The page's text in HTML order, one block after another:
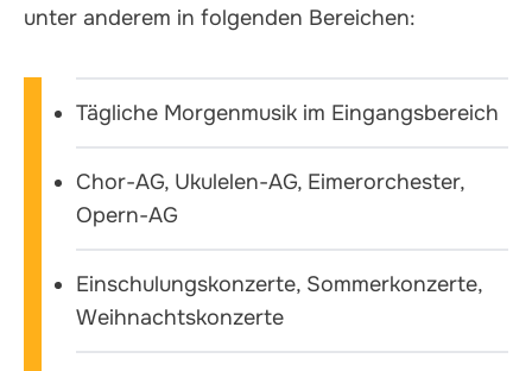
unter anderem in folgenden Bereichen:
Tägliche Morgenmusik im Eingangsbereich
Chor-AG, Ukulelen-AG, Eimerorchester,
Opern-AG
Einschulungskonzerte, Sommerkonzerte,
Weihnachtskonzerte